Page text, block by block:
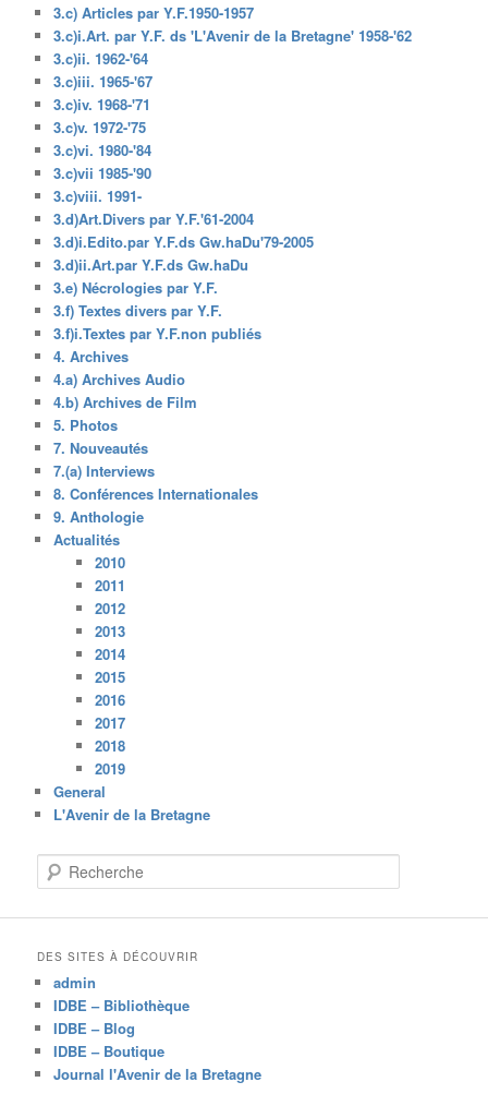
3.c) Articles par Y.F.1950-1957
3.c)i.Art. par Y.F. ds 'L'Avenir de la Bretagne' 1958-'62
3.c)ii. 1962-'64
3.c)iii. 1965-'67
3.c)iv. 1968-'71
3.c)v. 1972-'75
3.c)vi. 1980-'84
3.c)vii 1985-'90
3.c)viii. 1991-
3.d)Art.Divers par Y.F.'61-2004
3.d)i.Edito.par Y.F.ds Gw.haDu'79-2005
3.d)ii.Art.par Y.F.ds Gw.haDu
3.e) Nécrologies par Y.F.
3.f) Textes divers par Y.F.
3.f)i.Textes par Y.F.non publiés
4. Archives
4.a) Archives Audio
4.b) Archives de Film
5. Photos
7. Nouveautés
7.(a) Interviews
8. Conférences Internationales
9. Anthologie
Actualités
2010
2011
2012
2013
2014
2015
2016
2017
2018
2019
General
L'Avenir de la Bretagne
e
c
h
e
DES SITES À DÉCOUVRIR
admin
IDBE – Bibliothèque
IDBE – Blog
IDBE – Boutique
Journal l'Avenir de la Bretagne